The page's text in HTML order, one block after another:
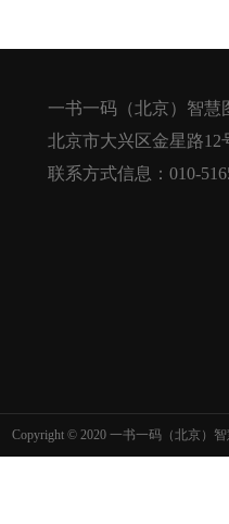
一书一码（北京）智慧
北京市大兴区金星路12
联系方式信息：010-
Copyright © 2020 一书一码（北京）